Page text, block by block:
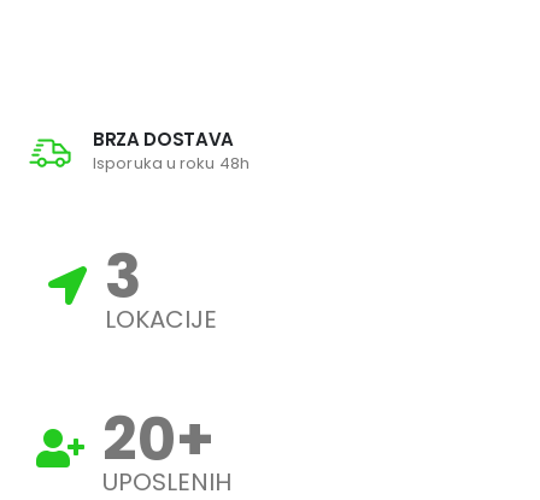
BRZA DOSTAVA
Isporuka u roku 48h
3
LOKACIJE
20+
UPOSLENIH